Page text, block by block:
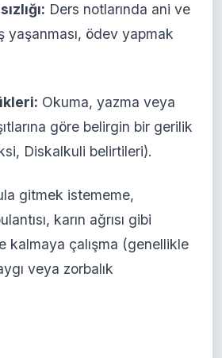
Ders notlarında ani ve
yaşanması, ödev yapmak
Okuma, yazma veya
göre belirgin bir gerilik
Diskalkuli belirtileri).
gitmek istememe,
karın ağrısı gibi
kalmaya çalışma (genellikle
veya zorbalık